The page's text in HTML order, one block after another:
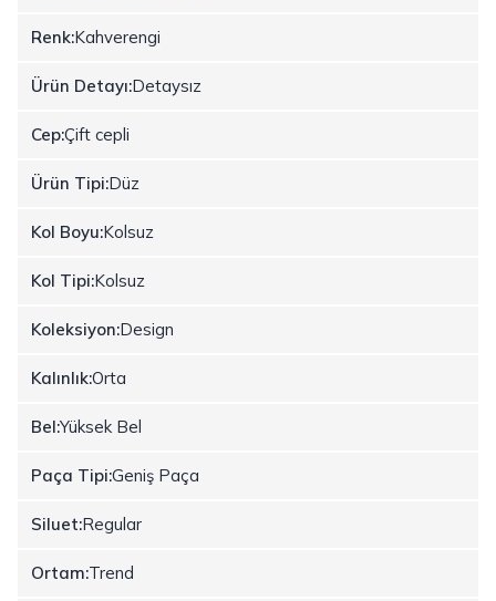
Renk:Kahverengi
Ürün Detayı:Detaysız
Cep:Çift cepli
Ürün Tipi:Düz
Kol Boyu:Kolsuz
Kol Tipi:Kolsuz
Koleksiyon:Design
Kalınlık:Orta
Bel:Yüksek Bel
Paça Tipi:Geniş Paça
Siluet:Regular
Ortam:Trend